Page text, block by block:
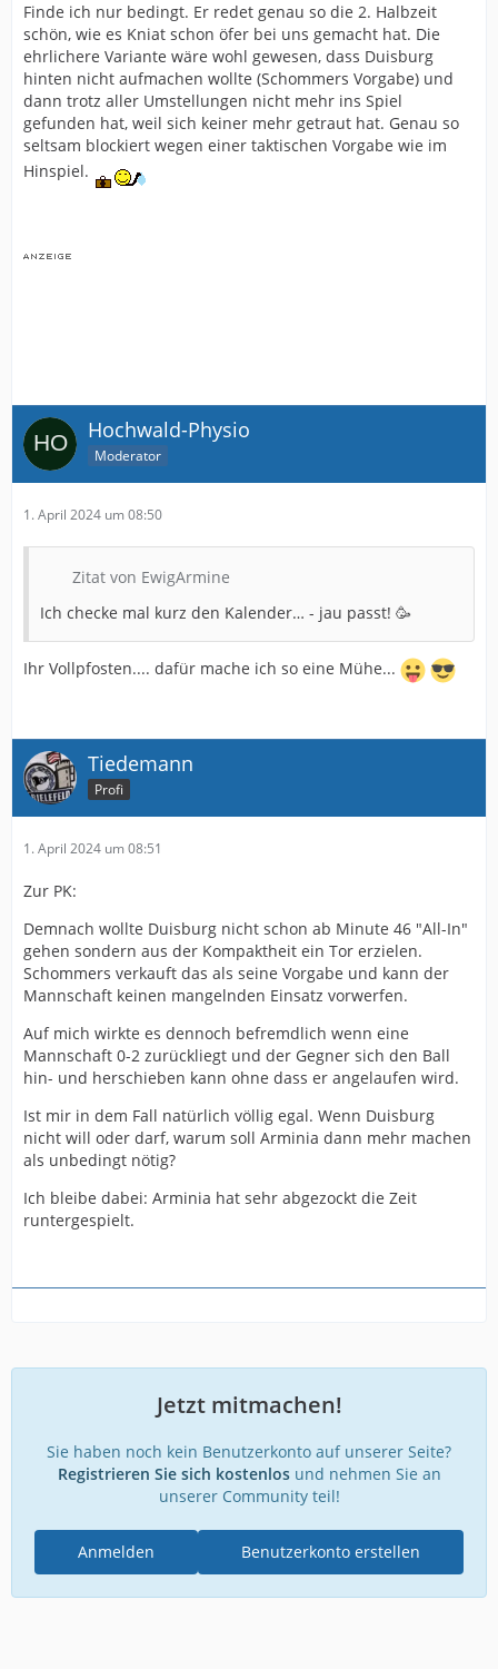
Finde ich nur bedingt. Er redet genau so die 2. Halbzeit
schön, wie es Kniat schon öfer bei uns gemacht hat. Die
ehrlichere Variante wäre wohl gewesen, dass Duisburg
hinten nicht aufmachen wollte (Schommers Vorgabe) und
dann trotz aller Umstellungen nicht mehr ins Spiel
gefunden hat, weil sich keiner mehr getraut hat. Genau so
seltsam blockiert wegen einer taktischen Vorgabe wie im
Hinspiel.
Hochwald-Physio
Moderator
1. April 2024 um 08:50
Zitat von EwigArmine
Ich checke mal kurz den Kalender… - jau passt! 🥳
Ihr Vollpfosten.... dafür mache ich so eine Mühe...
Tiedemann
Profi
1. April 2024 um 08:51
Zur PK:
Demnach wollte Duisburg nicht schon ab Minute 46 "All-In"
gehen sondern aus der Kompaktheit ein Tor erzielen.
Schommers verkauft das als seine Vorgabe und kann der
Mannschaft keinen mangelnden Einsatz vorwerfen.
Auf mich wirkte es dennoch befremdlich wenn eine
Mannschaft 0-2 zurückliegt und der Gegner sich den Ball
hin- und herschieben kann ohne dass er angelaufen wird.
Ist mir in dem Fall natürlich völlig egal. Wenn Duisburg
nicht will oder darf, warum soll Arminia dann mehr machen
als unbedingt nötig?
Ich bleibe dabei: Arminia hat sehr abgezockt die Zeit
runtergespielt.
Jetzt mitmachen!
Sie haben noch kein Benutzerkonto auf unserer Seite?
Registrieren Sie sich kostenlosund nehmen Sie an
unserer Community teil!
Benutzerkonto erstellen
Anmelden